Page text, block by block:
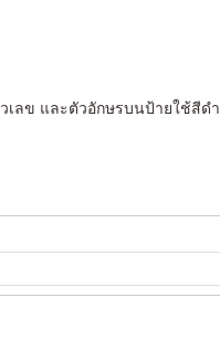
เลข และตัวอักษรบนป้ายใช้สีดำ